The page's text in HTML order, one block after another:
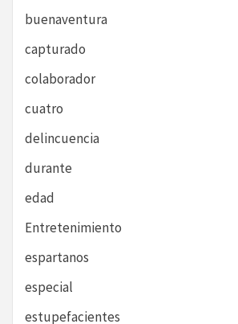
buenaventura
capturado
colaborador
cuatro
delincuencia
durante
edad
Entretenimiento
espartanos
especial
estupefacientes